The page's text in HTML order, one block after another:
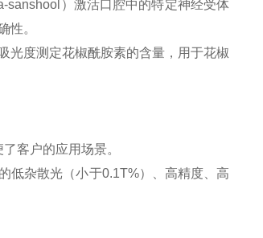
sanshool）激活口腔中的特定神经受体
性。
光度测定花椒酰胺素的含量，用于花椒
客户的应用场景。
低杂散光（小于0.1T%）、高精度、高